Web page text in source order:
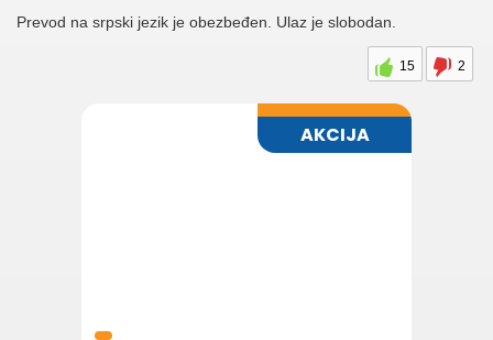
Prevod na srpski jezik je obezbeđen. Ulaz je slobodan.
15 2